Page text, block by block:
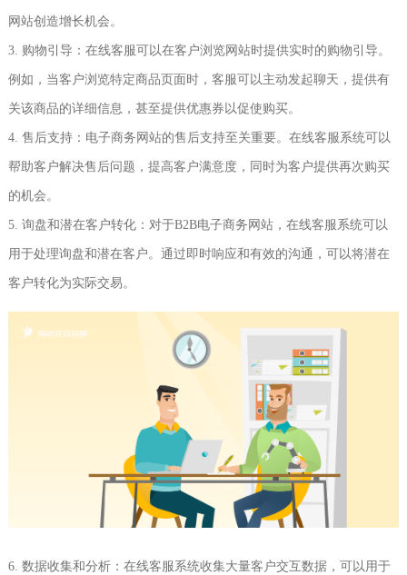
网站创造增长机会。
3. 购物引导：在线客服可以在客户浏览网站时提供实时的购物引导。
例如，当客户浏览特定商品页面时，客服可以主动发起聊天，提供有
关该商品的详细信息，甚至提供优惠券以促使购买。
4. 售后支持：电子商务网站的售后支持至关重要。在线客服系统可以
帮助客户解决售后问题，提高客户满意度，同时为客户提供再次购买
的机会。
5. 询盘和潜在客户转化：对于B2B电子商务网站，在线客服系统可以
用于处理询盘和潜在客户。通过即时响应和有效的沟通，可以将潜在
客户转化为实际交易。
6. 数据收集和分析：在线客服系统收集大量客户交互数据，可以用于